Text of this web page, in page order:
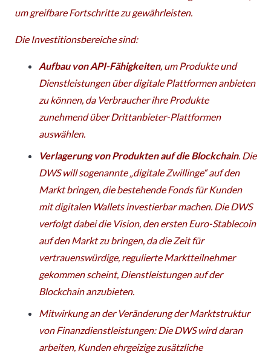
um greifbare Fortschritte zu gewährleisten.
Die Investitionsbereiche sind:
Aufbau von API-Fähigkeiten, um Produkte und
Dienstleistungen über digitale Plattformen anbieten
zu können, da Verbraucher ihre Produkte
zunehmend über Drittanbieter-Plattformen
auswählen.
Verlagerung von Produkten auf die Blockchain. Die
DWS will sogenannte „digitale Zwillinge“ auf den
Markt bringen, die bestehende Fonds für Kunden
mit digitalen Wallets investierbar machen. Die DWS
verfolgt dabei die Vision, den ersten Euro-Stablecoin
auf den Markt zu bringen, da die Zeit für
vertrauenswürdige, regulierte Marktteilnehmer
gekommen scheint, Dienstleistungen auf der
Blockchain anzubieten.
Mitwirkung an der Veränderung der Marktstruktur
von Finanzdienstleistungen: Die DWS wird daran
arbeiten, Kunden ehrgeizige zusätzliche